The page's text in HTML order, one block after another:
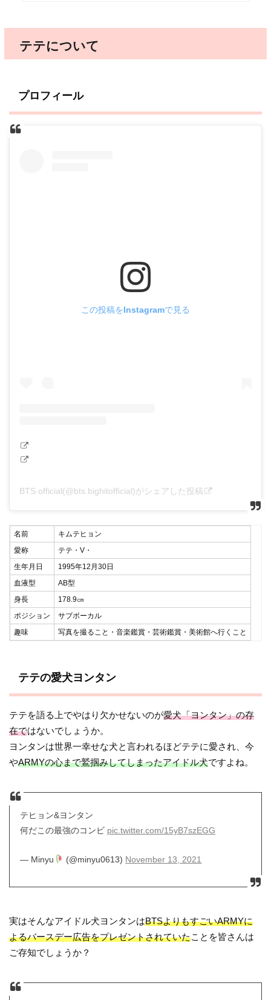
テテについて
プロフィール
この投稿をInstagramで見る
BTS official(@bts.bighitofficial)がシェアした投稿
名前
キムテヒョン
愛称
テテ・V・
生年月日
1995年12月30日
血液型
AB型
身長
178.9㎝
ポジション
サブボーカル
趣味
写真を撮ること・音楽鑑賞・芸術鑑賞・美術館へ行くこと
テテの愛犬ヨンタン
テテを語る上でやはり欠かせないのが愛犬「ヨンタン」の存
在ではないでしょうか。
ヨンタンは世界一幸せな犬と言われるほどテテに愛され、今
やARMYの心まで鷲掴みしてしまったアイドル犬ですよね。
テヒョン&ヨンタン
何だこの最強のコンビ pic.twitter.com/15yB7szEGG
— Minyu (@minyu0613) November 13, 2021
実はそんなアイドル犬ヨンタンはBTSよりもすごいARMYに
よるバースデー広告をプレゼントされていたことを皆さんは
ご存知でしょうか？